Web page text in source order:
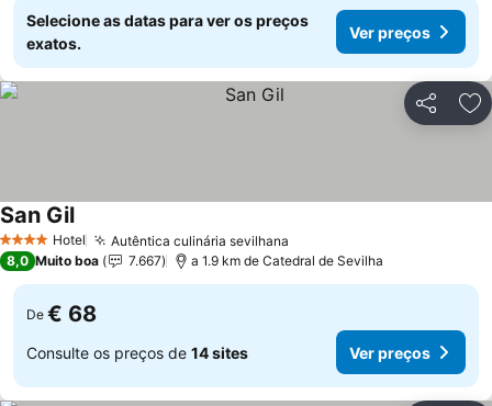
Selecione as datas para ver os preços
exatos.
Ver preços
Partilhar
4 EstrelasHotel Autêntica culinária sevilhana
San Gil
8,0 Muito boa 7.667 a 1.9 km de Catedral de Sevilha
De € 68
Consulte os preços de 14 sites Ver preços